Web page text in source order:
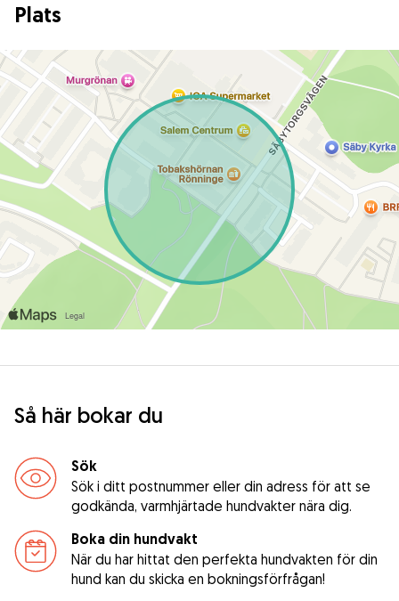
Plats
Så här bokar du
Sök
Sök i ditt postnummer eller din adress för att se
godkända, varmhjärtade hundvakter nära dig.
Boka din hundvakt
När du har hittat den perfekta hundvakten för din
hund kan du skicka en bokningsförfrågan!